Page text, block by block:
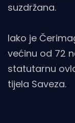
suzdržana.
Iako je
većinu od 72
statutarnu
tijela Saveza.